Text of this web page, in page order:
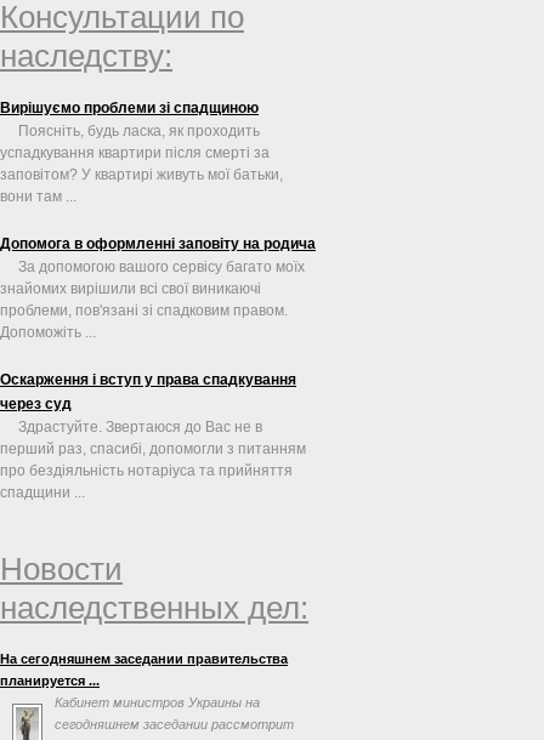
Консультации по
наследству:
Вирішуємо проблеми зі спадщиною
Поясніть, будь ласка, як проходить
успадкування квартири після смерті за
заповітом? У квартирі живуть мої батьки,
вони там ...
Допомога в оформленні заповіту на родича
За допомогою вашого сервісу багато моїх
знайомих вирішили всі свої виникаючі
проблеми, пов'язані зі спадковим правом.
Допоможіть ...
Оскарження і вступ у права спадкування
через суд
Здрастуйте. Звертаюся до Вас не в
перший раз, спасибі, допомогли з питанням
про бездіяльність нотаріуса та прийняття
спадщини ...
Новости
наследственных дел:
На сегодняшнем заседании правительства
планируется ...
Кабинет министров Украины на
сегодняшнем заседании рассмотрит